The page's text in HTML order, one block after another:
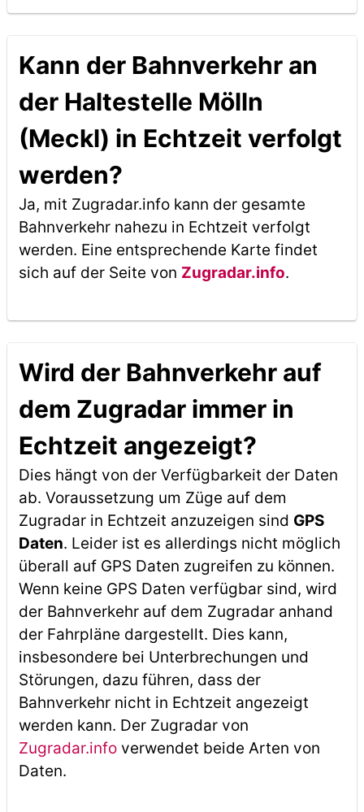
Kann der Bahnverkehr an
der Haltestelle Mölln
(Meckl) in Echtzeit verfolgt
werden?
Ja, mit Zugradar.info kann der gesamte
Bahnverkehr nahezu in Echtzeit verfolgt
werden. Eine entsprechende Karte findet
sich auf der Seite von Zugradar.info.
Wird der Bahnverkehr auf
dem Zugradar immer in
Echtzeit angezeigt?
Dies hängt von der Verfügbarkeit der Daten
ab. Voraussetzung um Züge auf dem
Zugradar in Echtzeit anzuzeigen sind GPS
Daten. Leider ist es allerdings nicht möglich
überall auf GPS Daten zugreifen zu können.
Wenn keine GPS Daten verfügbar sind, wird
der Bahnverkehr auf dem Zugradar anhand
der Fahrpläne dargestellt. Dies kann,
insbesondere bei Unterbrechungen und
Störungen, dazu führen, dass der
Bahnverkehr nicht in Echtzeit angezeigt
werden kann. Der Zugradar von
Zugradar.infoverwendet beide Arten von
Daten.